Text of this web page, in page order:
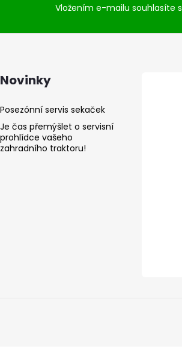
Vložením e-mailu souhlasíte s
Novinky
Posezónní servis sekaček
Je čas přemýšlet o servisní
prohlídce vašeho
zahradního traktoru!